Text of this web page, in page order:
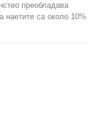
преобладава
наетите са около 10%